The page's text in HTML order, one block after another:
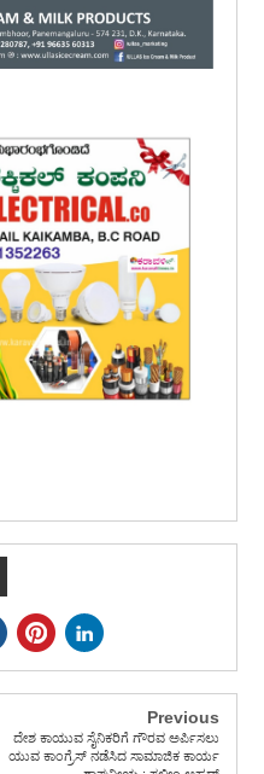
Previous
ದೇಶ ಕಾಯುವ ಸೈನಿಕರಿಗೆ ಗೌರವ ಅರ್ಪಿಸಲು
ಯುವ ಕಾಂಗ್ರೆಸ್ ನಡೆಸಿದ ಸಾಮಾಜಿಕ ಕಾರ್ಯ